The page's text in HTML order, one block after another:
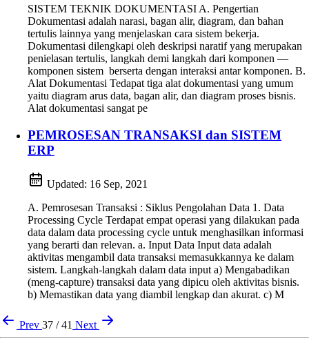
SISTEM TEKNIK DOKUMENTASI A. Pengertian
Dokumentasi adalah narasi, bagan alir, diagram, dan bahan
tertulis lainnya yang menjelaskan cara sistem bekerja.
Dokumentasi dilengkapi oleh deskripsi naratif yang merupakan
penielasan tertulis, langkah demi langkah dari komponen —
komponen sistem berserta dengan interaksi antar komponen. B.
Alat Dokumentasi Tedapat tiga alat dokumentasi yang umum
yaitu diagram arus data, bagan alir, dan diagram proses bisnis.
Alat dokumentasi sangat pe
PEMROSESAN TRANSAKSI dan SISTEM
ERP
Updated: 16 Sep, 2021
A. Pemrosesan Transaksi : Siklus Pengolahan Data 1. Data
Processing Cycle Terdapat empat operasi yang dilakukan pada
data dalam data processing cycle untuk menghasilkan informasi
yang berarti dan relevan. a. Input Data Input data adalah
aktivitas mengambil data transaksi memasukkannya ke dalam
sistem. Langkah-langkah dalam data input a) Mengabadikan
(meng-capture) transaksi data yang dipicu oleh aktivitas bisnis.
b) Memastikan data yang diambil lengkap dan akurat. c) M
Prev 37 / 41 Next